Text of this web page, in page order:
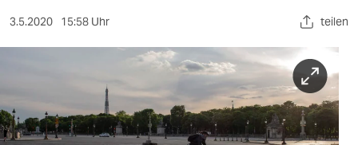
sport
wahrheit
3.5.2020 15:58 Uhr teilen